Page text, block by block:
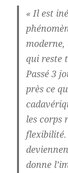
« Il est
qui reste
Passé 3
près ce
les corps
flexibilité.
donne